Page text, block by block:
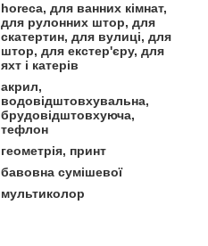
horeca, для ванних кімнат,
для рулонних штор, для
скатертин, для вулиці, для
штор, для екстер'єру, для
яхт і катерів
акрил,
водовідштовхувальна,
брудовідштовхуюча,
тефлон
геометрія, принт
бавовна сумішевої
мультиколор